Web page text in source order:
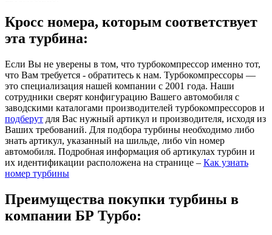
Кросс номера, которым соответствует
эта турбина:
Если Вы не уверены в том, что турбокомпрессор именно тот,
что Вам требуется - обратитесь к нам. Турбокомпрессоры —
это специализация нашей компании с 2001 года. Наши
сотрудники сверят конфигурацию Вашего автомобиля с
заводскими каталогами производителей турбокомпрессоров и
подберут для Вас нужный артикул и производителя, исходя из
Ваших требований. Для подбора турбины необходимо либо
знать артикул, указанный на шильде, либо vin номер
автомобиля. Подробная информация об артикулах турбин и
их идентификации расположена на странице – Как узнать
номер турбины
Преимущества покупки турбины в
компании БР Турбо: